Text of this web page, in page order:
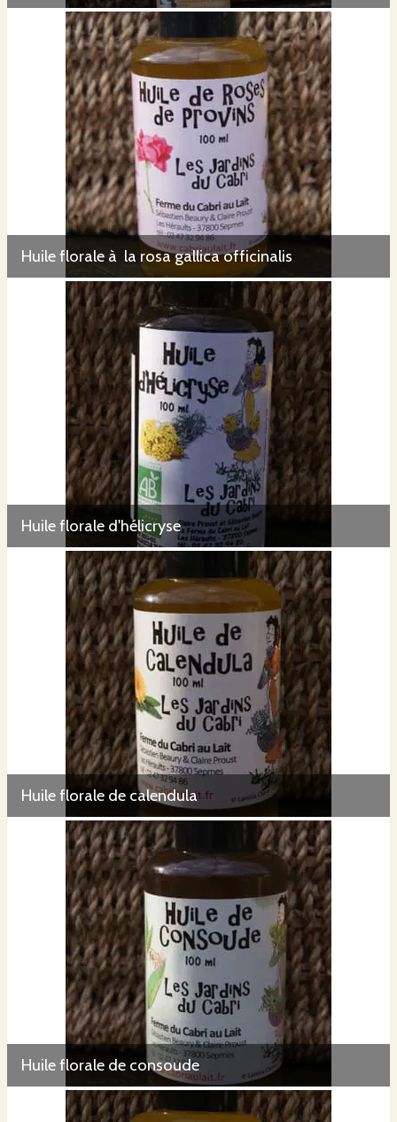
Huile florale à la rosa gallica officinalis
Huile florale d'hélicryse
Huile florale de calendula
Huile florale de consoude